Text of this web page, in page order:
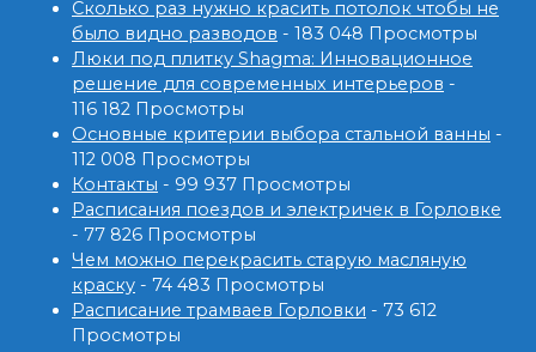
Сколько раз нужно красить потолок чтобы не
было видно разводов - 183 048 Просмотры
Люки под плитку Shagma: Инновационное
решение для современных интерьеров -
116 182 Просмотры
Основные критерии выбора стальной ванны -
112 008 Просмотры
Контакты - 99 937 Просмотры
Расписания поездов и электричек в Горловке
- 77 826 Просмотры
Чем можно перекрасить старую масляную
краску - 74 483 Просмотры
Расписание трамваев Горловки - 73 612
Просмотры